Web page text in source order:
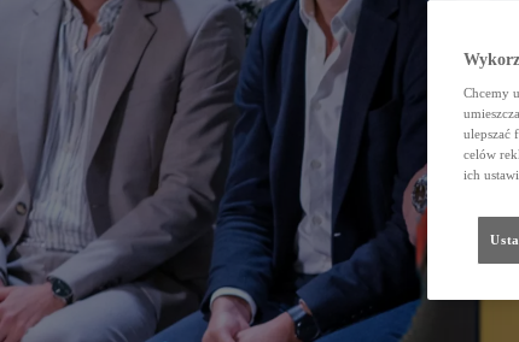
Chcemy
ulepszać
celów
ich